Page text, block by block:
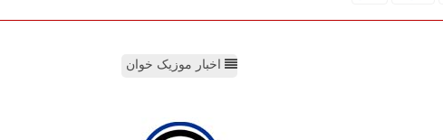
اخبار موزیک خوان